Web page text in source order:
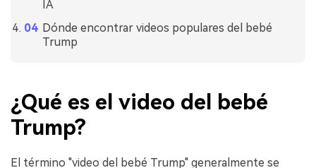
IA
Dónde encontrar videos populares del bebé
Trump
¿Qué es el video del bebé
Trump?
El término "video del bebé Trump" generalmente se